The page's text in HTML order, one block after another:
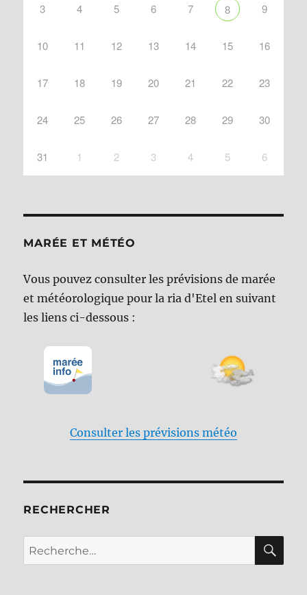
3 4 5 6 7 8 9
10 11 12 13 14 15 16
17 18 19 20 21 22 23
24 25 26 27 28 29 30
31 1 2 3 4 5 6
MARÉE ET MÉTÉO
Vous pouvez consulter les prévisions de marée
et météorologique pour la ria d'Etel en suivant
les liens ci-dessous :
Consulter les prévisions météo
RECHERCHER
Recherche
pour :